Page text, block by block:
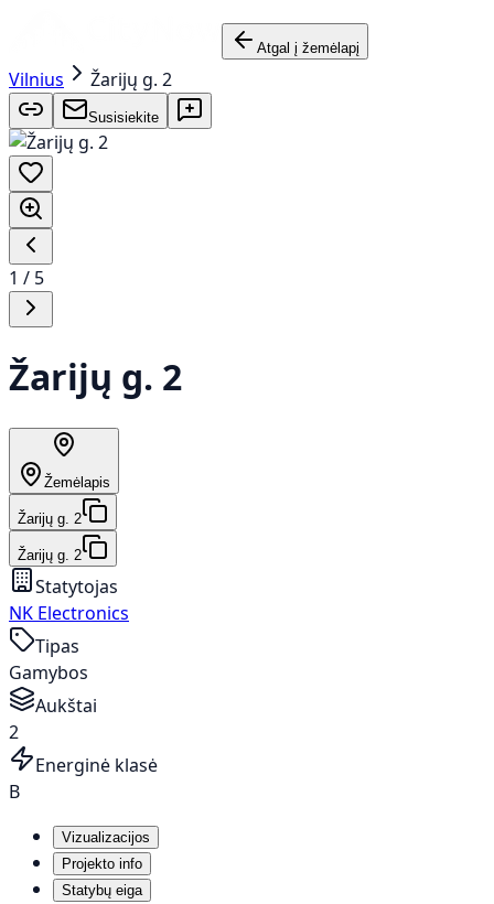
Atgal į žemėlapį
Vilnius Žarijų g. 2
Susisiekite
1 / 5
Žarijų g. 2
Žemėlapis
Žarijų g. 2
Žarijų g. 2
Statytojas
NK Electronics
Tipas
Gamybos
Aukštai
2
Energinė klasė
B
Vizualizacijos
Projekto info
Statybų eiga